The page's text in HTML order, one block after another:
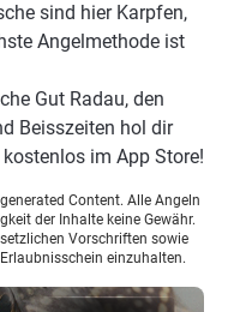
sind hier Karpfen,
Angelmethode ist
Gut Radau, den
Beisszeiten hol dir
kostenlos im App Store!
Content. Alle Angeln
der Inhalte keine Gewähr.
Vorschriften sowie
einzuhalten.